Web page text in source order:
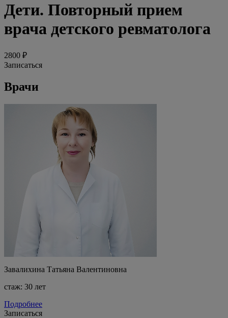
Дети. Повторный прием
врача детского ревматолога
2800 ₽
Записаться
Врачи
Завалихина Татьяна Валентиновна
стаж: 30 лет
Подробнее
Записаться